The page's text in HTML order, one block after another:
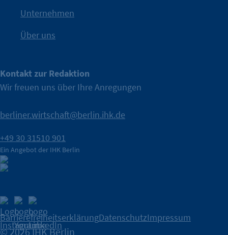
IHK Berlin. Offizieller Unterstützer der Berliner Wirtschaft.
Unternehmen
Über uns
Kontakt zur Redaktion
Wir freuen uns über Ihre Anregungen
berliner.wirtschaft@berlin.ihk.de
+49 30 31510 901
Ein Angebot der IHK Berlin
© 2026 IHK Berlin
BarrierefreiheitserklärungDatenschutzImpressum